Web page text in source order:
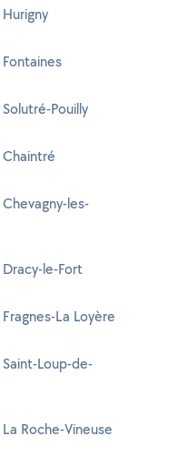
Pouilly
les-
le-Fort
La Loyère
Loup-de-
Roche-Vineuse